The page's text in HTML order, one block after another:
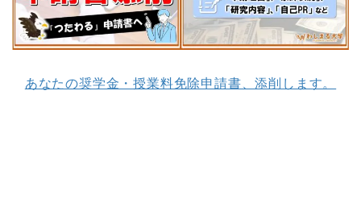
あなたの奨学金・授業料免除申請書、添削します。